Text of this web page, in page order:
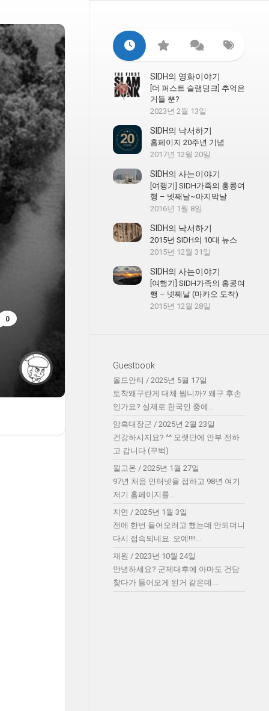
0
SIDH의 영화이야기
[더 퍼스트 슬램덩크] 추억은
거들 뿐?
2023년 2월 13일
SIDH의 낙서하기
홈페이지 20주년 기념
2017년 12월 20일
SIDH의 사는이야기
[여행기] SIDH가족의 홍콩여
행 – 넷째날~마지막날
2016년 1월 8일
SIDH의 낙서하기
2015년 SIDH의 10대 뉴스
2015년 12월 31일
SIDH의 사는이야기
[여행기] SIDH가족의 홍콩여
행 – 넷째날 (마카오 도착)
2015년 12월 28일
Guestbook
올드안티 / 2025년 5월 17일
토착왜구란게 대체 뭡니까? 왜구 후손
인가요? 실제로 한국인 중에...
암흑대장군 / 2025년 2월 23일
건강하시지요? ^^ 오랫만에 안부 전하
고 갑니다 (꾸벅)
윌고온 / 2025년 1월 27일
97년 처음 인터넷을 접하고 98년 여기
저기 홈페이지를...
지연 / 2025년 1월 3일
전에 한번 들어오려고 했는데 안되더니
다시 접속되네요. 오예!!!!...
재원 / 2023년 10월 24일
안녕하세요? 군제대후에 아마도 건담
찾다가 들어오게 된거 같은데....